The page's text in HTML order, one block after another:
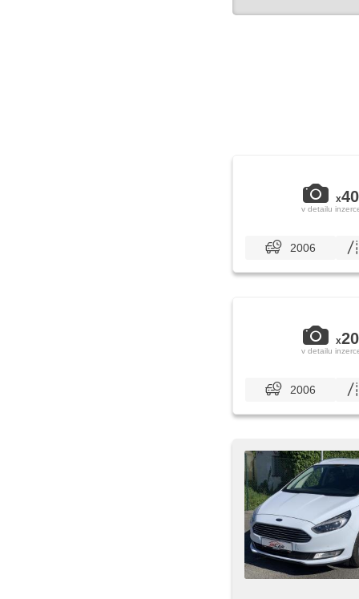
x40
v detailu
2006
x20
v detailu
2006